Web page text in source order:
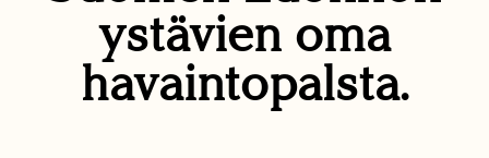
ystävien oma
havaintopalsta.